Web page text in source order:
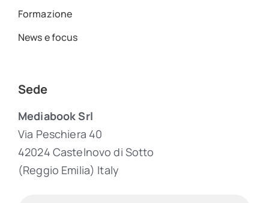
Formazione
News e focus
Sede
Mediabook Srl
Via Peschiera 40
42024 Castelnovo di Sotto
(Reggio Emilia) Italy